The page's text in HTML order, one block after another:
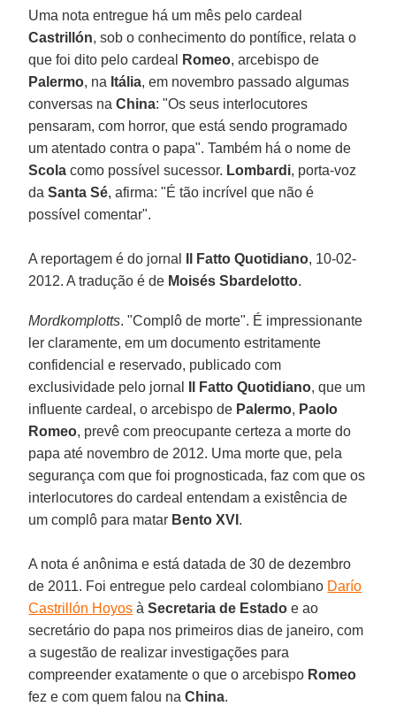
Uma nota entregue há um mês pelo cardeal
Castrillón, sob o conhecimento do pontífice, relata o
que foi dito pelo cardeal
Romeo, arcebispo de
Palermo, na Itália, em novembro passado algumas
conversas naChina: "Os seus interlocutores
pensaram, com horror, que está sendo programado
um atentado contra o papa". Também há o nome de
Scolacomo possível sucessor. Lombardi, porta-voz
daSanta Sé, afirma: "É tão incrível que não é
possível comentar".
A reportagem é do jornal Il Fatto Quotidiano, 10-02-
2012. A tradução é de Moisés Sbardelotto.
Mordkomplotts. "Complô de morte". É impressionante
ler claramente, em um documento estritamente
confidencial e reservado, publicado com
exclusividade pelo jornal
Il Fatto Quotidiano, que um
influente cardeal, o arcebispo de Palermo, Paolo
Romeo, prevê com preocupante certeza a morte do
papa até novembro de 2012. Uma morte que, pela
segurança com que foi prognosticada, faz com que os
interlocutores do cardeal entendam a existência de
um complô para matar Bento XVI .
A nota é anônima e está datada de 30 de dezembro
de 2011. Foi entregue pelo cardeal colombiano Darío
Castrillón Hoyos àSecretaria de Estadoe ao
secretário do papa nos primeiros dias de janeiro, com
a sugestão de realizar investigações para
compreender exatamente o que o arcebispo Romeo
fez e com quem falou naChina.